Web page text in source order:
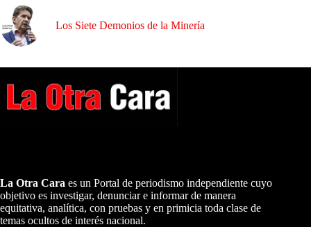
Los Siete Demonios de la Minería
La Otra Cara es un Portal de periodismo independiente cuyo
objetivo es investigar, denunciar e informar de manera
equitativa, analítica, con pruebas y en primicia toda clase de
temas ocultos de interés nacional.